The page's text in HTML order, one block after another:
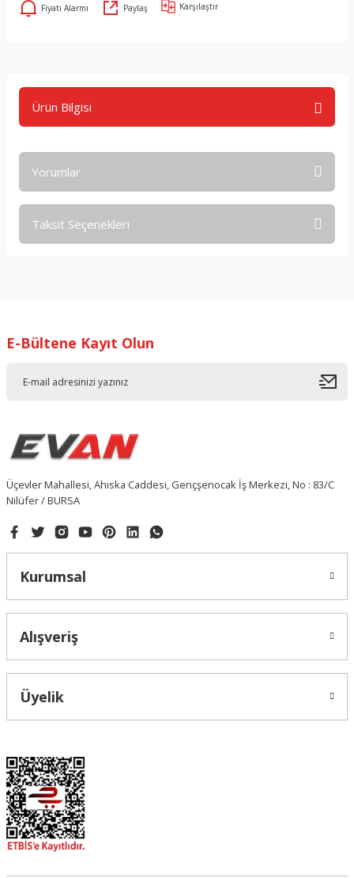
Fiyatı Alarmı Paylaş Karşılaştır
Ürün Bilgisi
Yorumlar
Taksit Seçenekleri
E-Bültene Kayıt Olun
Üçevler Mahallesi, Ahıska Caddesi, Gençşenocak İş Merkezi, No : 83/C
Nilüfer / BURSA
Kurumsal
Alışveriş
Üyelik